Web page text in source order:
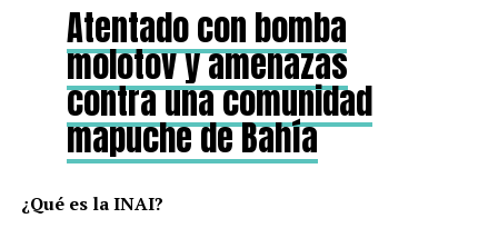
Atentado con bomba
molotov y amenazas
contra una comunidad
mapuche de Bahía
¿Qué es la INAI?